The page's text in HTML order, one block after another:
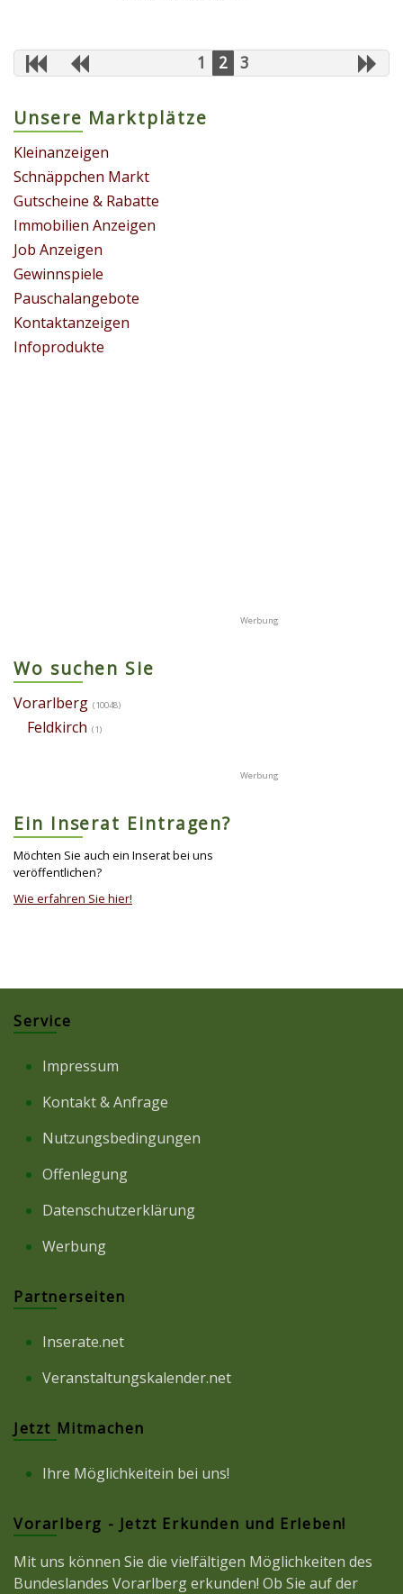
1 2 3
Unsere Marktplätze
Kleinanzeigen
Schnäppchen Markt
Gutscheine & Rabatte
Immobilien Anzeigen
Job Anzeigen
Gewinnspiele
Pauschalangebote
Kontaktanzeigen
Infoprodukte
Wo suchen Sie
Vorarlberg (10048)
Feldkirch (1)
Ein Inserat Eintragen?
Möchten Sie auch ein Inserat bei uns
veröffentlichen?
Wie erfahren Sie hier!
Service
Impressum
Kontakt & Anfrage
Nutzungsbedingungen
Offenlegung
Datenschutzerklärung
Werbung
Partnerseiten
Inserate.net
Veranstaltungskalender.net
Jetzt Mitmachen
Ihre Möglichkeitein bei uns!
Vorarlberg - Jetzt Erkunden und Erleben!
Mit uns können Sie die vielfältigen Möglichkeiten des
Bundeslandes Vorarlberg erkunden! Ob Sie auf der